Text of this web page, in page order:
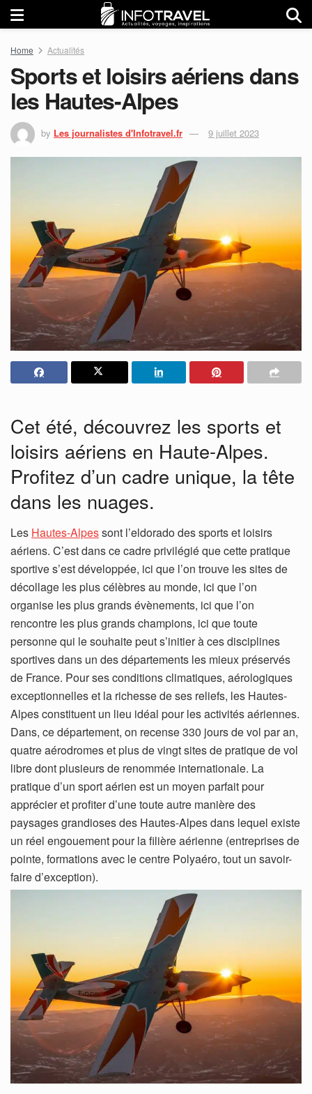
Home Actualités
Sports et loisirs aériens dans
les Hautes-Alpes
by Les journalistes d'Infotravel.fr 9 juillet 2023
Cet été, découvrez les sports et
loisirs aériens en Haute-Alpes.
Profitez d’un cadre unique, la tête
dans les nuages.
Les Hautes-Alpessont l’eldorado des sports et loisirs
aériens. C’est dans ce cadre privilégié que cette pratique
sportive s’est développée, ici que l’on trouve les sites de
décollage les plus célèbres au monde, ici que l’on
organise les plus grands évènements, ici que l’on
rencontre les plus grands champions, ici que toute
personne qui le souhaite peut s’initier à ces disciplines
sportives dans un des départements les mieux préservés
de France. Pour ses conditions climatiques, aérologiques
exceptionnelles et la richesse de ses reliefs, les Hautes-
Alpes constituent un lieu idéal pour les activités aériennes.
Dans, ce département, on recense 330 jours de vol par an,
quatre aérodromes et plus de vingt sites de pratique de vol
libre dont plusieurs de renommée internationale. La
pratique d’un sport aérien est un moyen parfait pour
apprécier et profiter d’une toute autre manière des
paysages grandioses des Hautes-Alpes dans lequel existe
un réel engouement pour la filière aérienne (entreprises de
pointe, formations avec le centre Polyaéro, tout un savoir-
faire d’exception).